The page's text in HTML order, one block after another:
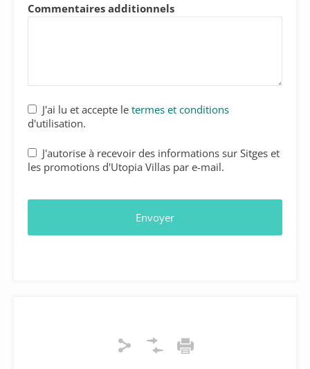
Commentaires additionnels
J'ai lu et accepte le termes et conditions
d'utilisation.
Contact
Email *
J'autorise à recevoir des informations sur Sitges et
les promotions d'Utopia Villas par e-mail.
Envoyer